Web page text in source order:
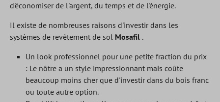
d'économiser de l'argent, du temps et de l'énergie.
Il existe de nombreuses raisons d'investir dans les
systèmes de revêtement de sol Mosafil .
Un look professionnel pour une petite fraction du prix
: Le nôtre a un style impressionnant mais coûte
beaucoup moins cher que d'investir dans du bois franc
ou toute autre option.